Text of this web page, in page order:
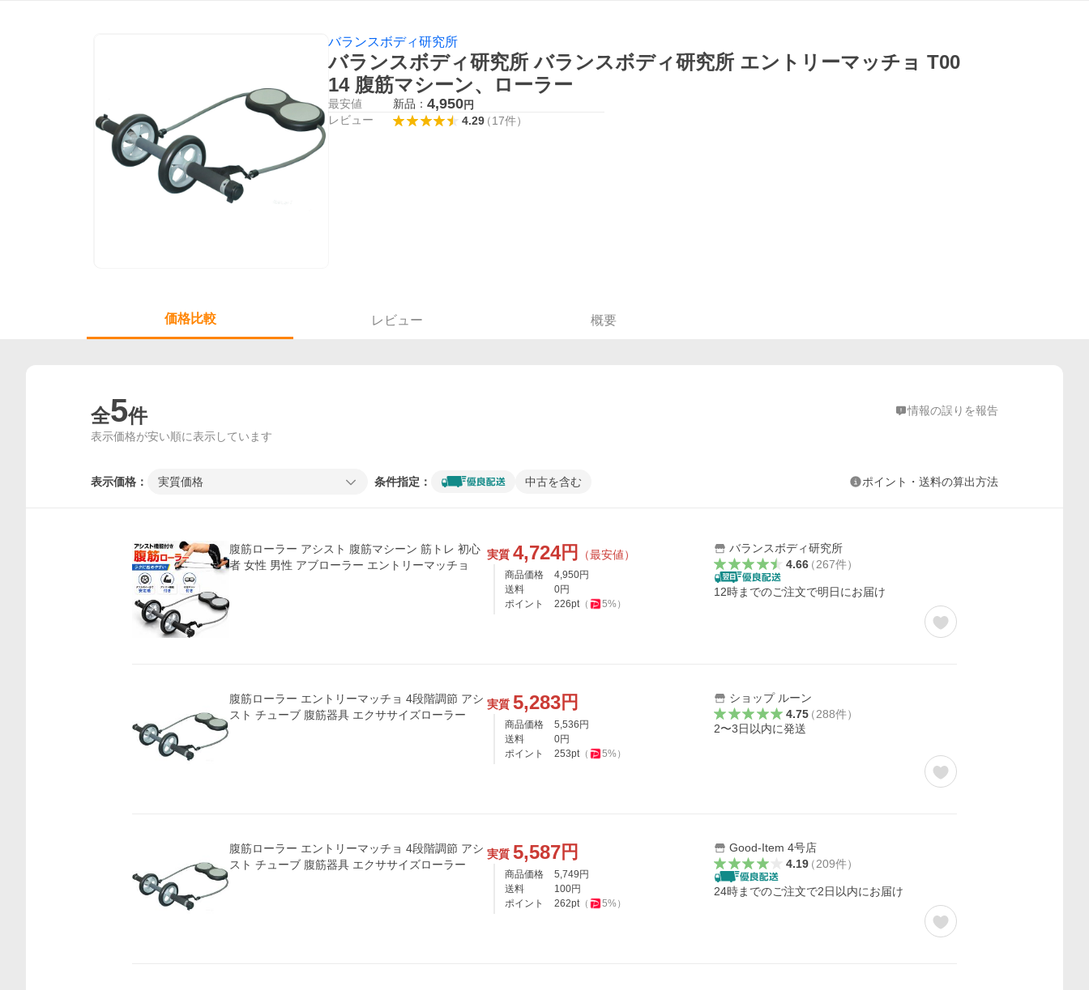
バランスボディ研究所
バランスボディ研究所 バランスボディ研究所 エントリーマッチョ T00
14 腹筋マシーン、ローラー
最安値 新品： 4,950円
レビュー 4.29（17件）
価格比較 レビュー 概要
全5件 情報の誤りを報告
表示価格が安い順に表示しています
表示価格： 実質価格 条件指定： 中古を含む ポイント・送料の算出方法
腹筋ローラー アシスト 腹筋マシーン 筋トレ 初心
者 女性 男性 アブローラー エントリーマッチョ
実質 4,724円 （最安値）
商品価格 4,950円
送料
0円
ポイント
226pt（ 5%）
バランスボディ研究所
4.66（267件）
12時までのご注文で明日にお届け
腹筋ローラー エントリーマッチョ 4段階調節 アシ
スト チューブ 腹筋器具 エクササイズローラー
実質 5,283円
商品価格 5,536 円
送料
0円
ポイント
253pt（ 5%）
ショップ ルーン
4.75（288件）
2〜3日以内に発送
腹筋ローラー エントリーマッチョ 4段階調節 アシ
スト チューブ 腹筋器具 エクササイズローラー
実質 5,587円
商品価格 5,749 円
送料
100円
ポイント
262pt（ 5%）
Good-Item 4号店
4.19（209件）
24時までのご注文で2日以内にお届け